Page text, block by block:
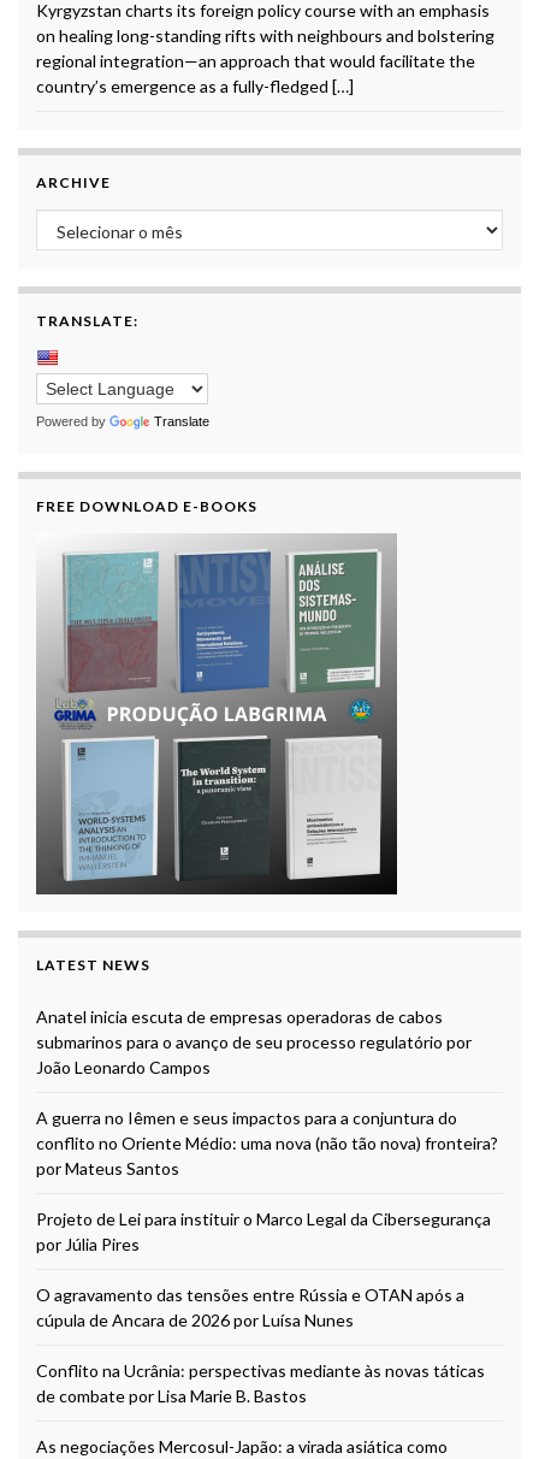
Kyrgyzstan charts its foreign policy course with an emphasis
on healing long-standing rifts with neighbours and bolstering
regional integration—an approach that would facilitate the
country’s emergence as a fully-fledged […]
ARCHIVE
Archive
TRANSLATE:
Powered by Translate
FREE DOWNLOAD E-BOOKS
LATEST NEWS
Anatel inicia escuta de empresas operadoras de cabos
submarinos para o avanço de seu processo regulatório por
João Leonardo Campos
A guerra no Iêmen e seus impactos para a conjuntura do
conflito no Oriente Médio: uma nova (não tão nova) fronteira?
por Mateus Santos
Projeto de Lei para instituir o Marco Legal da Cibersegurança
por Júlia Pires
O agravamento das tensões entre Rússia e OTAN após a
cúpula de Ancara de 2026 por Luísa Nunes
Conflito na Ucrânia: perspectivas mediante às novas táticas
de combate por Lisa Marie B. Bastos
As negociações Mercosul-Japão: a virada asiática como